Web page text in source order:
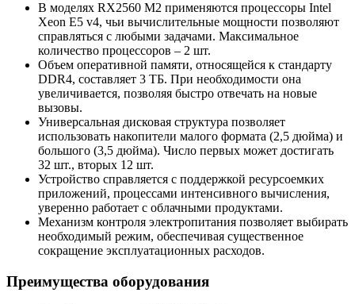
В моделях RX2560 M2 применяются процессоры Intel
Xeon E5 v4, чьи вычислительные мощности позволяют
справляться с любыми задачами. Максимальное
количество процессоров – 2 шт.
Объем оперативной памяти, относящейся к стандарту
DDR4, составляет 3 ТБ. При необходимости она
увеличивается, позволяя быстро отвечать на новые
вызовы.
Универсальная дисковая структура позволяет
использовать накопители малого формата (2,5 дюйма) и
большого (3,5 дюйма). Число первых может достигать
32 шт., вторых 12 шт.
Устройство справляется с поддержкой ресурсоемких
приложений, процессами интенсивного вычисления,
уверенно работает с облачными продуктами.
Механизм контроля электропитания позволяет выбирать
необходимый режим, обеспечивая существенное
сокращение эксплуатационных расходов.
Преимущества оборудования